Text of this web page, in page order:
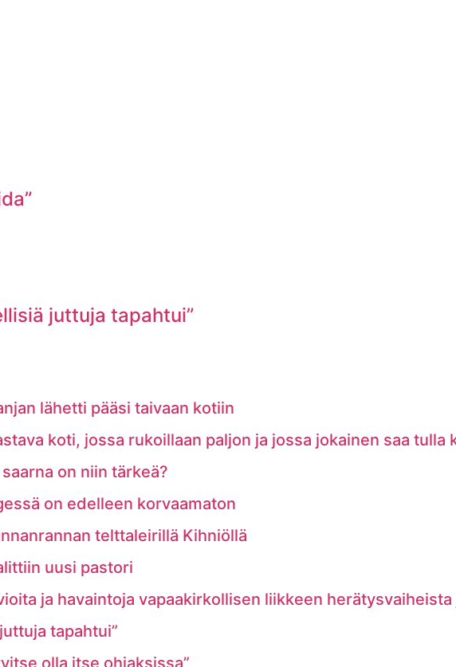
juttuja tapahtui”
lähetti pääsi taivaan kotiin
koti, jossa rukoillaan paljon ja jossa jokainen saa tulla
on niin tärkeä?
on edelleen korvaamaton
telttaleirillä Kihniöllä
uusi pastori
ja havaintoja vapaakirkollisen liikkeen
tapahtui”
olla itse ohjaksissa”